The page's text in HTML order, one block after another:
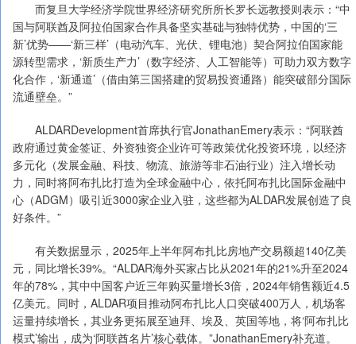
而复旦大学经济学院世界经济研究所所长罗长远教授则表示：“中
国与阿联酋及阿拉伯国家合作具备坚实基础与独特优势，中国的‘三
新’优势——‘新三样’（电动汽车、光伏、锂电池）契合阿拉伯国家能
源转型需求，‘新质生产力’（数字经济、人工智能等）可助力双方数字
化合作，‘新通道’（借由第三国搭建的贸易投资通路）能突破部分国际
流通壁垒。”
ALDARDevelopment首席执行官JonathanEmery表示：“阿联酋
政府通过黄金签证、外资独资企业许可等政策优化投资环境，以经济
多元化（发展金融、科技、物流、旅游等非石油行业）注入增长动
力，同时将阿布扎比打造为全球金融中心，依托阿布扎比国际金融中
心（ADGM）吸引近3000家企业入驻，这些都为ALDAR发展创造了良
好条件。”
有关数据显示，2025年上半年阿布扎比房地产交易额超140亿美
元，同比增长39%。“ALDAR海外买家占比从2021年的21%升至2024
年的78%，其中中国客户近三年购买量增长3倍，2024年销售额近4.5
亿美元。同时，ALDAR项目推动阿布扎比人口突破400万人，机场客
运量持续增长，其业务更拓展至迪拜、埃及、英国等地，将‘阿布扎比
模式’输出，成为‘阿联酋名片’核心载体。”JonathanEmery补充道。